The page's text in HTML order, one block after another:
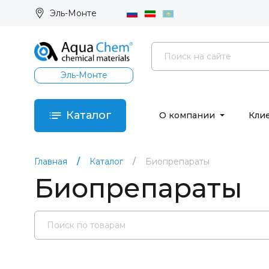
Эль-Монте
Эль-Монте
Каталог О компании
Главная Каталог Биопрепараты
Биопрепараты